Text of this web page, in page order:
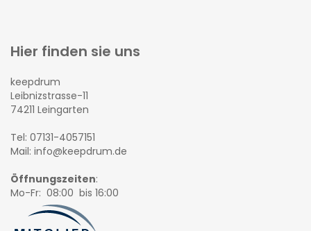
Hier finden sie uns
keepdrum
Leibnizstrasse-11
74211 Leingarten
Tel: 07131-4057151
Mail: info@keepdrum.de
Öffnungszeiten:
Mo-Fr: 08:00 bis 16:00